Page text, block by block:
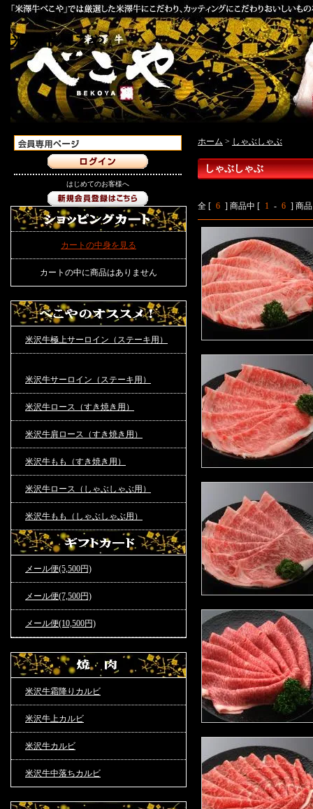
米澤牛べこや
はじめてのお客様へ
カートの中身を見る
カートの中に商品はありません
米沢牛極上サーロイン（ステーキ用）
米沢牛サーロイン（ステーキ用）
米沢牛ロース（すき焼き用）
米沢牛肩ロース（すき焼き用）
米沢牛もも（すき焼き用）
米沢牛ロース（しゃぶしゃぶ用）
米沢牛もも（しゃぶしゃぶ用）
メール便(5,500円)
メール便(7,500円)
メール便(10,500円)
米沢牛霜降りカルビ
米沢牛上カルビ
米沢牛カルビ
米沢牛中落ちカルビ
ホーム > しゃぶしゃぶ
しゃぶしゃぶ
全 [ 6 ] 商品中 [ 1 - 6 ] 商